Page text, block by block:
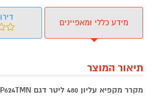
מידע כללי ומאפיינים
תיאור המוצר
מקרר מקפיא עליון 480 ליטר דגם TCL P624TMN נירוסטה